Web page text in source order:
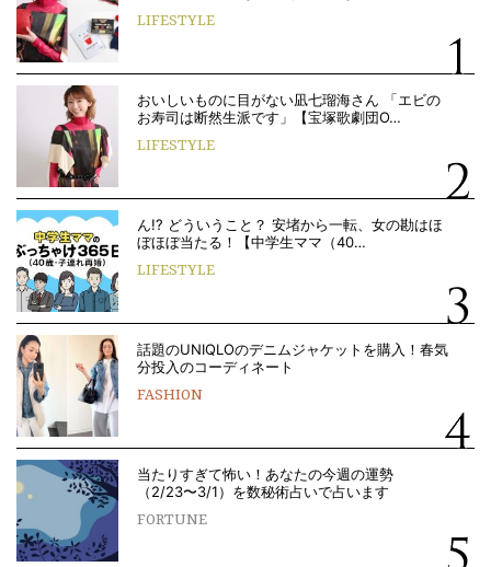
LIFESTYLE
おいしいものに目がない凪七瑠海さん 「エビの
お寿司は断然生派です」【宝塚歌劇団O…
LIFESTYLE
ん!? どういうこと？ 安堵から一転、女の勘はほ
ぼほぼ当たる！【中学生ママ（40…
LIFESTYLE
話題のUNIQLOのデニムジャケットを購入！春気
分投入のコーディネート
FASHION
当たりすぎて怖い！あなたの今週の運勢
（2/23〜3/1）を数秘術占いで占います
FORTUNE